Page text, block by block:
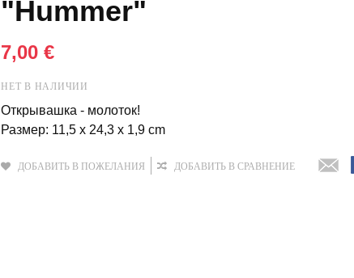
"Hummer"
7,00 €
НЕТ В НАЛИЧИИ
Открывашка - молоток!
Размер: 11,5 x 24,3 x 1,9 cm
ДОБАВИТЬ В ПОЖЕЛАНИЯ ДОБАВИТЬ В СРАВНЕНИЕ